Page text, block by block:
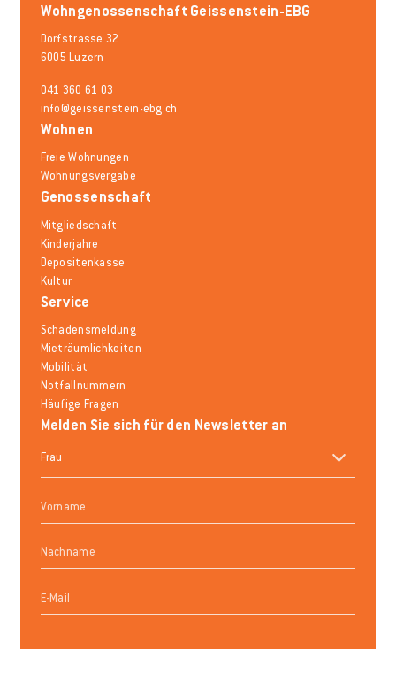
Wohngenossenschaft Geissenstein-EBG
Dorfstrasse 32
6005 Luzern
041 360 61 03
info@geissenstein-ebg.ch
Wohnen
Freie Wohnungen
Wohnungsvergabe
Genossenschaft
Mitgliedschaft
Kinderjahre
Depositenkasse
Kultur
Service
Schadensmeldung
Mieträumlichkeiten
Mobilität
Notfallnummern
Häufige Fragen
Melden Sie sich für den Newsletter an